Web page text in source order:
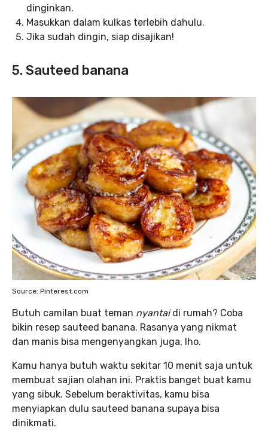
dinginkan.
Masukkan dalam kulkas terlebih dahulu.
Jika sudah dingin, siap disajikan!
5. Sauteed banana
Source: Pinterest.com
Butuh camilan buat teman nyantaidi rumah? Coba
bikin resep sauteed banana. Rasanya yang nikmat
dan manis bisa mengenyangkan juga, lho.
Kamu hanya butuh waktu sekitar 10 menit saja untuk
membuat sajian olahan ini. Praktis banget buat kamu
yang sibuk. Sebelum beraktivitas, kamu bisa
menyiapkan dulu sauteed banana supaya bisa
dinikmati.